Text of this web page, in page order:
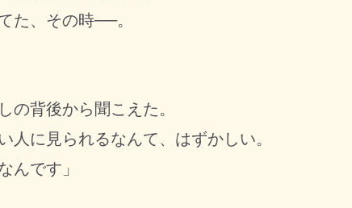
た、その時──。
背後から聞こえた。
に見られるなんて、はずかしい。
んです」